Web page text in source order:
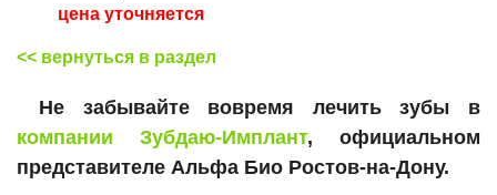
цена уточняется
<< вернуться в раздел
Не забывайте вовремя лечить зубы в
компании Зубдаю-Имплант, официальном
представителе Альфа Био Ростов-на-Дону.